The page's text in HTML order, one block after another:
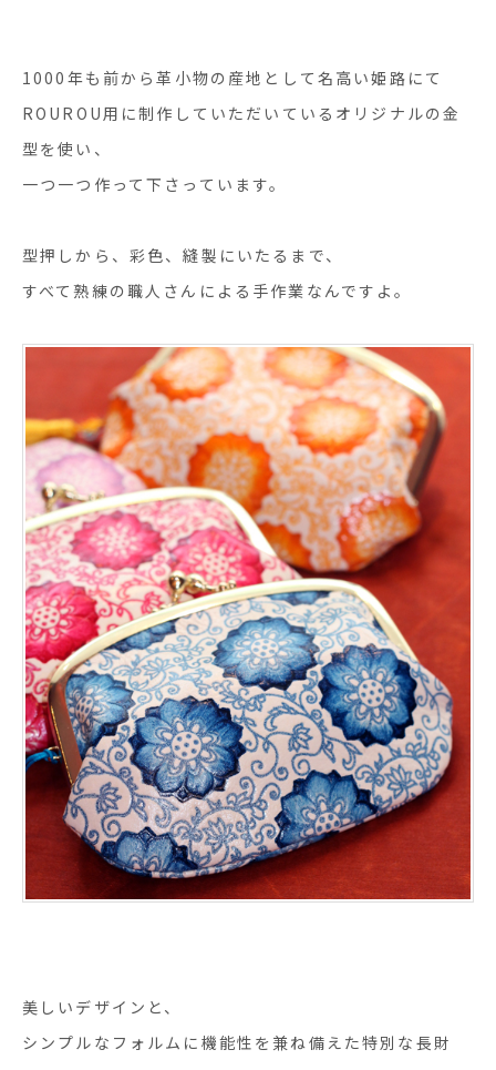
1000年も前から革小物の産地として名高い姫路にて
ROUROU用に制作していただいているオリジナルの金
型を使い、
一つ一つ作って下さっています。
型押しから、彩色、縫製にいたるまで、
すべて熟練の職人さんによる手作業なんですよ。
美しいデザインと、
シンプルなフォルムに機能性を兼ね備えた特別な長財